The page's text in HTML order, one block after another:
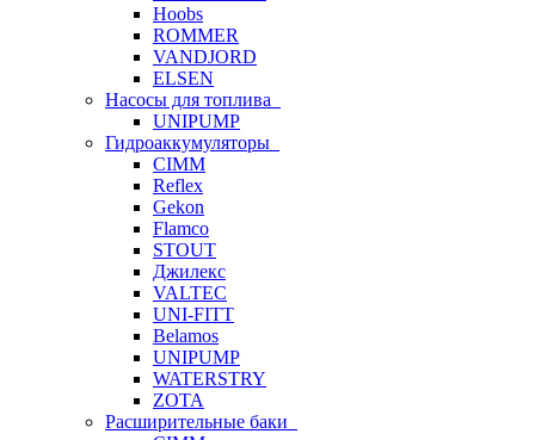
Hoobs
ROMMER
VANDJORD
ELSEN
Насосы для топлива
UNIPUMP
Гидроаккумуляторы
CIMM
Reflex
Gekon
Flamco
STOUT
Джилекс
VALTEC
UNI-FITT
Belamos
UNIPUMP
WATERSTRY
ZOTA
Расширительные баки